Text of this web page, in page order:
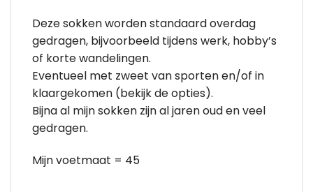
Deze sokken worden standaard overdag
gedragen, bijvoorbeeld tijdens werk, hobby’s
of korte wandelingen.
Eventueel met zweet van sporten en/of in
klaargekomen (bekijk de opties).
Bijna al mijn sokken zijn al jaren oud en veel
gedragen.
Mijn voetmaat = 45